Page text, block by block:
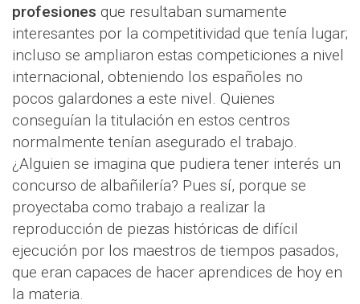
profesiones que resultaban sumamente
interesantes por la competitividad que tenía lugar;
incluso se ampliaron estas competiciones a nivel
internacional, obteniendo los españoles no
pocos galardones a este nivel. Quienes
conseguían la titulación en estos centros
normalmente tenían asegurado el trabajo.
¿Alguien se imagina que pudiera tener interés un
concurso de albañilería? Pues sí, porque se
proyectaba como trabajo a realizar la
reproducción de piezas históricas de difícil
ejecución por los maestros de tiempos pasados,
que eran capaces de hacer aprendices de hoy en
la materia.